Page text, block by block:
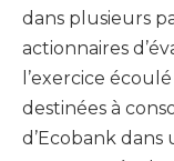
dans plusieurs
actionnaires
l’exercice
destinées à
d’Ecobank